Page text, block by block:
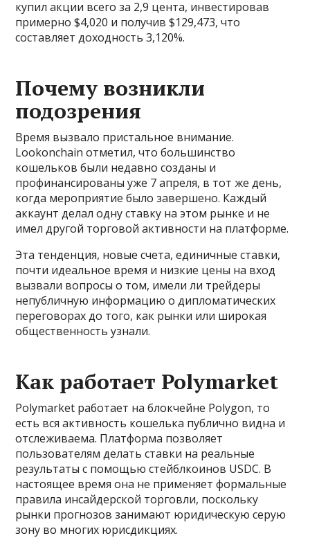
купил акции всего за 2,9 цента, инвестировав
примерно $4,020 и получив $129,473, что
составляет доходность 3,120%.
Почему возникли
подозрения
Время вызвало пристальное внимание.
Lookonchain отметил, что большинство
кошельков были недавно созданы и
профинансированы уже 7 апреля, в тот же день,
когда мероприятие было завершено. Каждый
аккаунт делал одну ставку на этом рынке и не
имел другой торговой активности на платформе.
Эта тенденция, новые счета, единичные ставки,
почти идеальное время и низкие цены на вход
вызвали вопросы о том, имели ли трейдеры
непубличную информацию о дипломатических
переговорах до того, как рынки или широкая
общественность узнали.
Как работает Polymarket
Polymarket работает на блокчейне Polygon, то
есть вся активность кошелька публично видна и
отслеживаема. Платформа позволяет
пользователям делать ставки на реальные
результаты с помощью стейблкоинов USDC. В
настоящее время она не применяет формальные
правила инсайдерской торговли, поскольку
рынки прогнозов занимают юридическую серую
зону во многих юрисдикциях.